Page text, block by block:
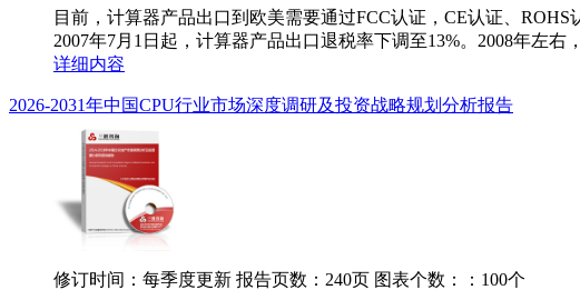
目前，计算器产品出口到欧美需要通过FCC认证，CE认证、
2007年7月1日起，计算器产品出口退税率下调至13%。2008年左右
详细内容
2026-2031年中国CPU行业市场深度调研及投资战略规划分析报告
修订时间：每季度更新 报告页数：240页 图表个数：：100个